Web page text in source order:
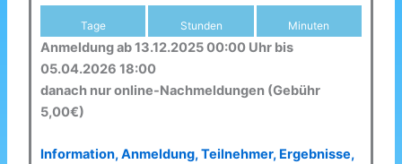
Tage Stunden Minuten
Anmeldung ab 13.12.2025 00:00 Uhr bis
05.04.2026 18:00
danach nur online-Nachmeldungen (Gebühr
5,00€)
Information, Anmeldung, Teilnehmer, Ergebnisse,